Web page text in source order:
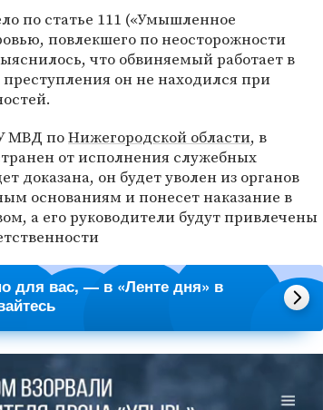
по статье 111 («Умышленное
повлекшего по неосторожности
что обвиняемый работает в
он не находился при
МВД поНижегородской области, в
от исполнения служебных
доказана, он будет уволен из органов
основаниям и понесет наказание в
а его руководители будут привлечены
для вас, — в «Ленте дня» в